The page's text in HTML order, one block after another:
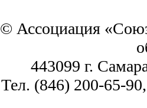
© Ассоциация
443099 г.
Тел. (846) 200-65-